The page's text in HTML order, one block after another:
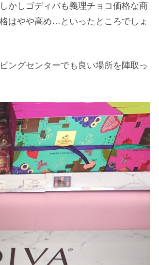
かしゴディバも義理チョコ価格な商
はやや高め…といったところでしょ
ングセンターでも良い場所を陣取っ